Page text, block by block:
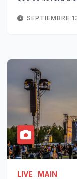
SEPTIEMBRE
LIVE MAIN